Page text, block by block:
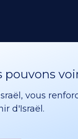
pouvons
vous
d'Israël.